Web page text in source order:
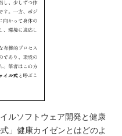
ルソフトウェア開発と健康
」健康カイゼンとはどのよ